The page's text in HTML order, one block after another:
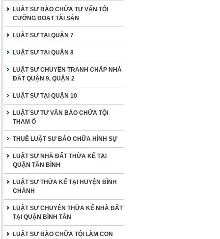
LUẬT SƯ BÀO CHỮA TƯ VẤN TỘI
CƯỠNG ĐOẠT TÀI SẢN
LUẬT SƯ TẠI QUẬN 7
LUẬT SƯ TẠI QUẬN 8
LUẬT SƯ CHUYÊN TRANH CHẤP NHÀ
ĐẤT QUẬN 9, QUẬN 2
LUẬT SƯ TẠI QUẬN 10
LUẬT SƯ TƯ VẤN BÀO CHỮA TỘI
THAM Ô
THUÊ LUẬT SƯ BÀO CHỮA HÌNH SỰ
LUẬT SƯ NHÀ ĐẤT THỪA KẾ TẠI
QUẬN TÂN BÌNH
LUẬT SƯ THỪA KẾ TẠI HUYỆN BÌNH
CHÁNH
LUẬT SƯ CHUYÊN THỪA KẾ NHÀ ĐẤT
TẠI QUẬN BÌNH TÂN
LUẬT SƯ BÀO CHỮA TỘI LÀM CON